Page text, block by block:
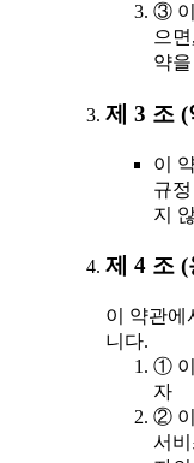
③ 이
으
약
제 3 조
이
규
지
제 4 조
이 약관에
니다.
① 이
자
② 이
서